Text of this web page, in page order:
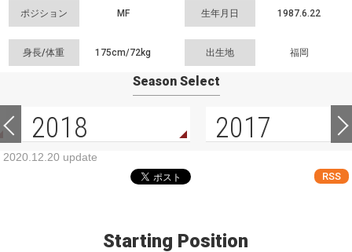
ポジション MF 生年月日 1987.6.22
身長/体重 175cm/72kg 出生地 福岡
Season Select
2018 2017
2020.12.20 update
RSS
Starting Position